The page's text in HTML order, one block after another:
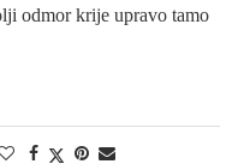
odmor krije upravo tamo